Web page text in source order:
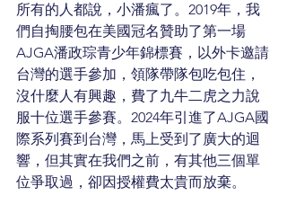
所有的人都說，小潘瘋了。2019年，我
們自掏腰包在美國冠名贊助了第一場
AJGA潘政琮青少年錦標賽，以外卡邀請
台灣的選手參加，領隊帶隊包吃包住，
沒什麼人有興趣，費了九牛二虎之力說
服十位選手參賽。2024年引進了AJGA國
際系列賽到台灣，馬上受到了廣大的迴
響，但其實在我們之前，有其他三個單
位爭取過，卻因授權費太貴而放棄。